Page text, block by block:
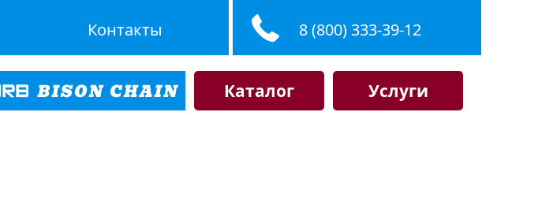
Контакты 8 (800) 333-39-12
Каталог Услуги